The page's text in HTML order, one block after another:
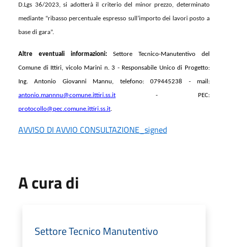
D.Lgs 36/2023, si adotteràil criterio del minor prezzo, determinato
mediante “ribasso percentuale espresso sull’importo dei lavori posto a
base di gara”.
Altre eventuali informazioni:Settore Tecnico-Manutentivo del
Comune di Ittiri, vicolo Marini n. 3 - Responsabile Unico di Progetto:
Ing. Antonio Giovanni Mannu, telefono: 079445238 - mail:
antonio.mannnu@comune.ittiri.ss.it - PEC:
protocollo@pec.comune.ittiri.ss.it.
AVVISO DI AVVIO CONSULTAZIONE_signed
A cura di
Settore Tecnico Manutentivo